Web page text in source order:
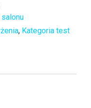
, Kategoria test